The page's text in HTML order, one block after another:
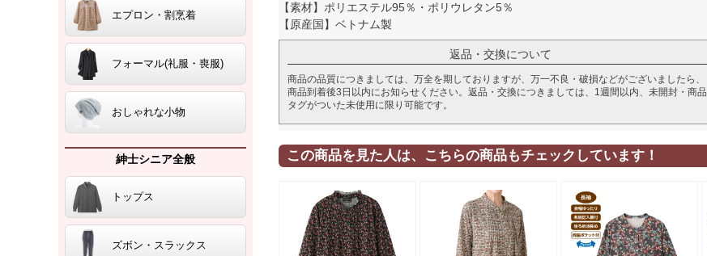
エプロン・割烹着
フォーマル(礼服・喪服)
おしゃれな小物
紳士シニア全般
トップス
ズボン・スラックス
【素材】ポリエステル95％・ポリウレタン5％
【原産国】ベトナム製
返品・交換について
商品の品質につきましては、万全を期しておりますが、万一不良・破損などがございましたら、
商品到着後3日以内にお知らせください。返品・交換につきましては、1週間以内、未開封・商品
タグがついた未使用に限り可能です。
この商品を見た人は、こちらの商品もチェックしています！